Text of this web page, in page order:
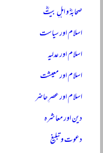
صحابہؓ و اہلِ بیتؓ
اسلام اور سیاست
اسلام اور عدلیہ
اسلام اور معیشت
اسلام اور عصرِ حاضر
دین اور معاشرہ
دعوت و تبلیغ